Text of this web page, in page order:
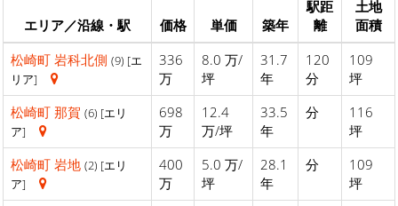
エリア／沿線・駅 価格 単価 築年
駅距
離
土地
面積
松崎町 岩科北側 (9) [エ
リア]
336
万
8.0 万/
坪
31.7
年
120
分
109
坪
松崎町 那賀 (6) [エリ
ア]
698
万
12.4
万/坪
33.5
年
分
116
坪
松崎町 岩地 (2) [エリ
ア]
400
万
5.0 万/
坪
28.1
年
分
109
坪